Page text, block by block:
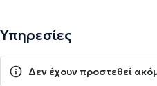
Υπηρεσίες
Δεν έχουν προστεθεί